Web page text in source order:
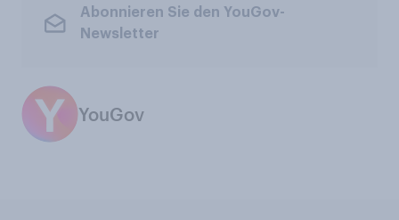
Abonnieren Sie den YouGov-
Newsletter
YouGov